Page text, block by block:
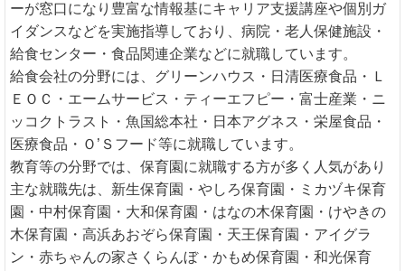
ーが窓口になり豊富な情報基にキャリア支援講座や個別ガ
イダンスなどを実施指導しており、病院・老人保健施設・
給食センター・食品関連企業などに就職しています。
給食会社の分野には、グリーンハウス・日清医療食品・Ｌ
ＥＯＣ・エームサービス・ティーエフピー・富士産業・ニ
ッコクトラスト・魚国総本社・日本アグネス・栄屋食品・
医療食品・Ｏ’Ｓフード等に就職しています。
教育等の分野では、保育園に就職する方が多く人気があり
主な就職先は、新生保育園・やしろ保育園・ミカヅキ保育
園・中村保育園・大和保育園・はなの木保育園・けやきの
木保育園・高浜あおぞら保育園・天王保育園・アイグラ
ン・赤ちゃんの家さくらんぼ・かもめ保育園・和光保育